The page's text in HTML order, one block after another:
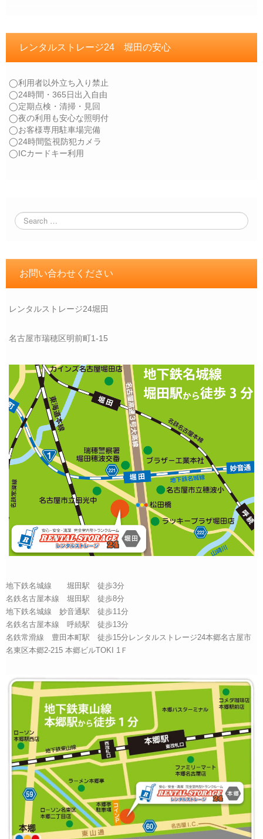
レンタルストレージ24 堀田の安心
◯利用者以外立ち入り禁止
◯24時間・365日出入自由
◯定期点検・清掃・見回
◯夜の利用も安心な照明付
◯お客様専用駐車場完備
◯24時間監視防犯カメラ
◯ICカードキー利用
お問い合わせください
レンタルストレージ24堀田
名古屋市瑞穂区明前町1-15
地下鉄名城線 堀田駅 徒歩3分
名鉄名古屋本線 堀田駅 徒歩8分
地下鉄名城線 妙音通駅 徒歩11分
名鉄名古屋本線 呼続駅 徒歩13分
名鉄常滑線 豊田本町駅 徒歩15分レンタルストレージ24本郷名古屋市
名東区本郷2-215 本郷ビルTOKI 1Ｆ